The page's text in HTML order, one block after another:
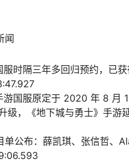
闻
时隔三年多回归预约，已
国服原定于 2020 年 8 月
级，《地下城与勇士》手游延
公布：薛凯琪、张信哲、